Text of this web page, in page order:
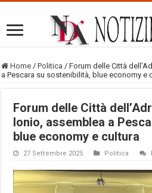
Home / Politica / Forum delle Città
a Pescara su sostenibilità, blue economy e
Forum delle Città
Ionio, assemblea a
blue economy e cultura
27 Settembre 2025 Politica